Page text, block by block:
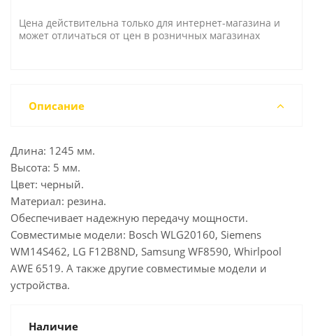
Цена действительна только для интернет-магазина и
может отличаться от цен в розничных магазинах
Описание
Длина: 1245 мм.
Высота: 5 мм.
Цвет: черный.
Материал: резина.
Обеспечивает надежную передачу мощности.
Совместимые модели: Bosch WLG20160, Siemens
WM14S462, LG F12B8ND, Samsung WF8590, Whirlpool
AWE 6519. А также другие совместимые модели и
устройства.
Наличие